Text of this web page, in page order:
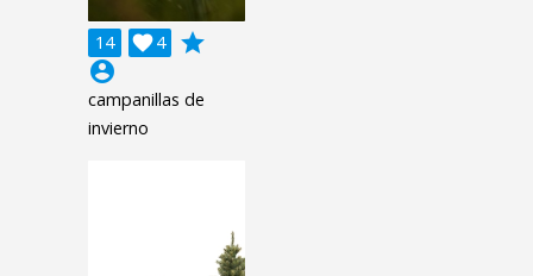
14 4

grade
account_circle
campanillas de
invierno